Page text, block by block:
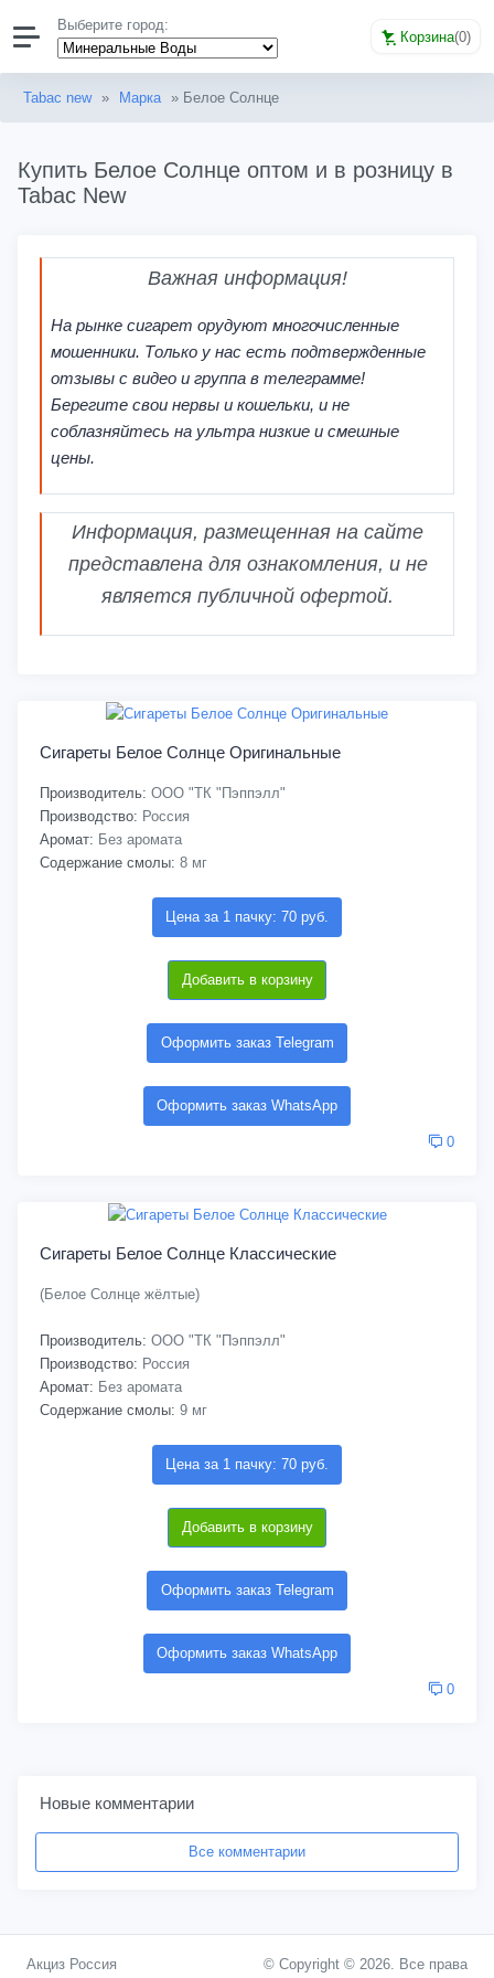
Выберите город:
Корзина(0)
Tabac new » Марка » Белое Солнце
Купить Белое Солнце оптом и в розницу в
Tabac New
Важная информация!
На рынке сигарет орудуют многочисленные
мошенники. Только у нас есть подтвержденные
отзывы с видео и группа в телеграмме!
Берегите свои нервы и кошельки, и не
соблазняйтесь на ультра низкие и смешные
цены.
Информация, размещенная на сайте
представлена для ознакомления, и не
является публичной офертой.
Сигареты Белое Солнце Оригинальные
Производитель: ООО "ТК "Пэппэлл"
Производство: Россия
Аромат: Без аромата
Содержание смолы: 8 мг
Цена за 1 пачку: 70 руб.
Добавить в корзину
Оформить заказ Telegram
Оформить заказ WhatsApp
0
Сигареты Белое Солнце Классические
(Белое Солнце жёлтые)
Производитель: ООО "ТК "Пэппэлл"
Производство: Россия
Аромат: Без аромата
Содержание смолы: 9 мг
Цена за 1 пачку: 70 руб.
Добавить в корзину
Оформить заказ Telegram
Оформить заказ WhatsApp
0
Новые комментарии
Все комментарии
Акциз Россия © Copyright © 2026. Все права